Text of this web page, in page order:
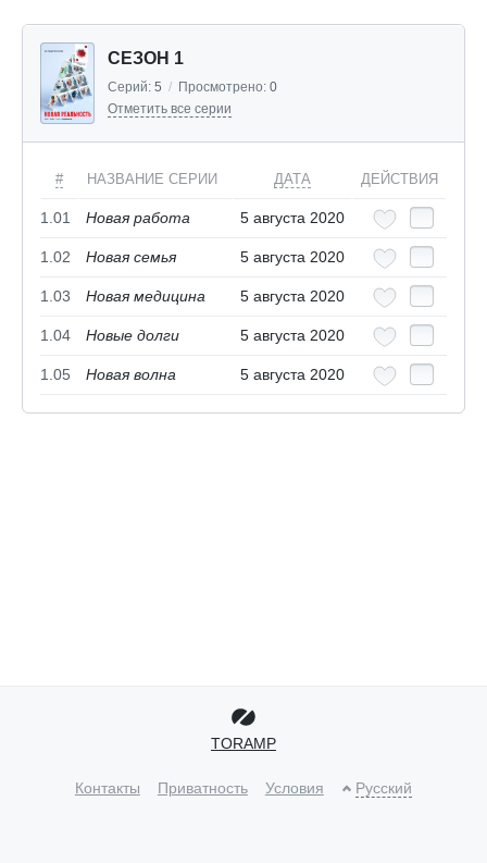
СЕЗОН 1
Серий: 5 / Просмотрено: 0
Отметить все серии
# НАЗВАНИЕ СЕРИИ ДАТА ДЕЙСТВИЯ
1.01 Новая работа 5 августа 2020
1.02 Новая семья 5 августа 2020
1.03 Новая медицина 5 августа 2020
1.04 Новые долги 5 августа 2020
1.05 Новая волна 5 августа 2020
TORAMP
Контакты Приватность Условия Русский